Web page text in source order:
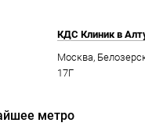
КДС Клиник в
Москва,
17Г
метро